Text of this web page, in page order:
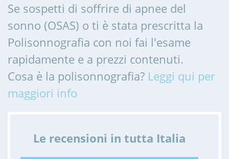
Se sospetti di soffrire di apnee del
sonno (OSAS) o ti è stata prescritta la
Polisonnografia con noi fai l'esame
rapidamente e a prezzi contenuti.
Cosa è la polisonnografia? Leggi qui per
maggiori info
Le recensioni in tutta Italia